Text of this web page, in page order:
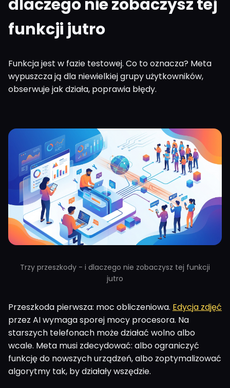
dlaczego nie zobaczysz tej
funkcji jutro
Funkcja jest w fazie testowej. Co to oznacza? Meta
wypuszcza ją dla niewielkiej grupy użytkowników,
obserwuje jak działa, poprawia błędy.
Trzy przeszkody - i dlaczego nie zobaczysz tej funkcji
jutro
Przeszkoda pierwsza: moc obliczeniowa. Edycja zdjęć
przez AI wymaga sporej mocy procesora. Na
starszych telefonach może działać wolno albo
wcale. Meta musi zdecydować: albo ograniczyć
funkcję do nowszych urządzeń, albo zoptymalizować
algorytmy tak, by działały wszędzie.